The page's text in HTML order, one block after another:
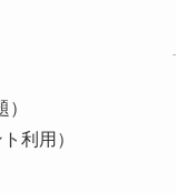
利用）